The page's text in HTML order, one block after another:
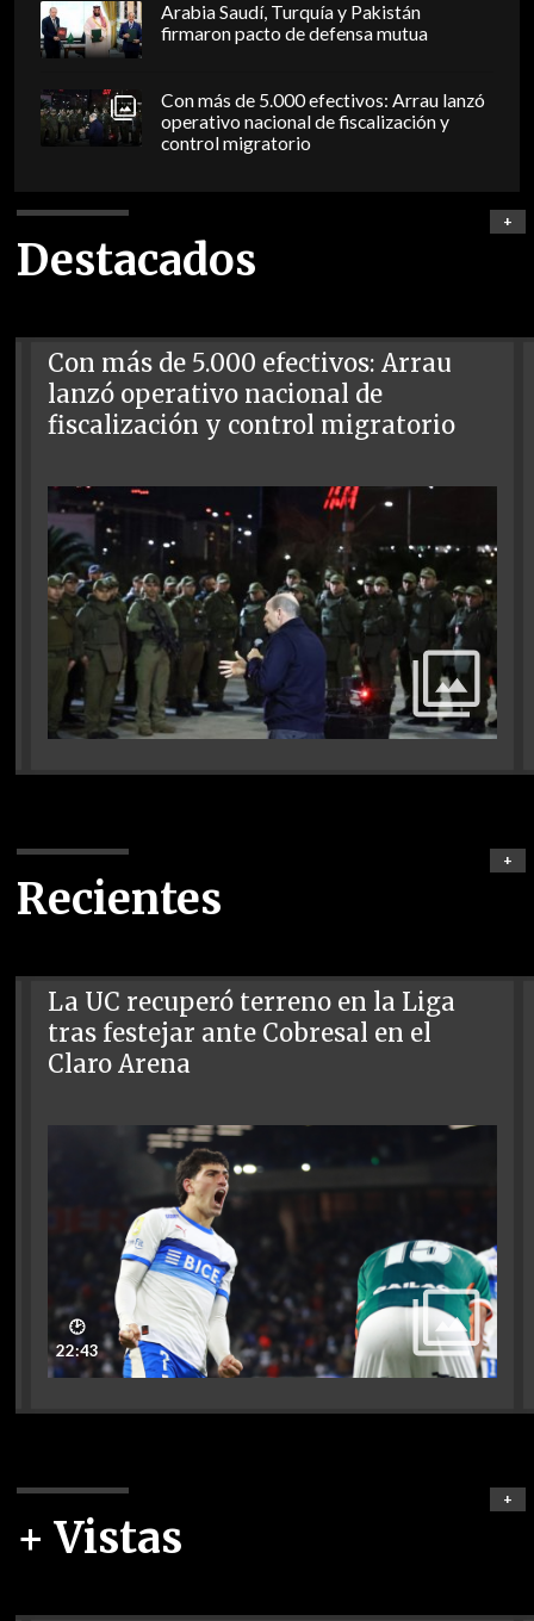
Arabia Saudí, Turquía y Pakistán
firmaron pacto de defensa mutua
Con más de 5.000 efectivos: Arrau lanzó
operativo nacional de fiscalización y
control migratorio
Destacados
+
Con más de 5.000 efectivos: Arrau
lanzó operativo nacional de
fiscalización y control migratorio
Recientes
+
La UC recuperó terreno en la Liga
tras festejar ante Cobresal en el
Claro Arena
🕑
22:43
+ Vistas
+